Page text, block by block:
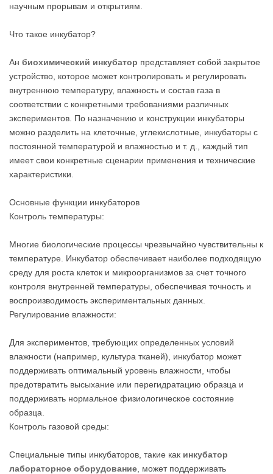
научным прорывам и открытиям.
Что такое инкубатор?
Ан биохимический инкубатор представляет собой закрытое
устройство, которое может контролировать и регулировать
внутреннюю температуру, влажность и состав газа в
соответствии с конкретными требованиями различных
экспериментов. По назначению и конструкции инкубаторы
можно разделить на клеточные, углекислотные, инкубаторы с
постоянной температурой и влажностью и т. д., каждый тип
имеет свои конкретные сценарии применения и технические
характеристики.
Основные функции инкубаторов
Контроль температуры:
Многие биологические процессы чрезвычайно чувствительны к
температуре. Инкубатор обеспечивает наиболее подходящую
среду для роста клеток и микроорганизмов за счет точного
контроля внутренней температуры, обеспечивая точность и
воспроизводимость экспериментальных данных.
Регулирование влажности:
Для экспериментов, требующих определенных условий
влажности (например, культура тканей), инкубатор может
поддерживать оптимальный уровень влажности, чтобы
предотвратить высыхание или перегидратацию образца и
поддерживать нормальное физиологическое состояние
образца.
Контроль газовой среды:
Специальные типы инкубаторов, такие как инкубатор
лабораторное оборудование , может поддерживать